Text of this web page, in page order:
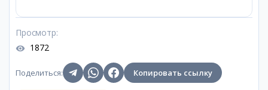
Просмотр:
1872
Поделиться: Копировать ссылку